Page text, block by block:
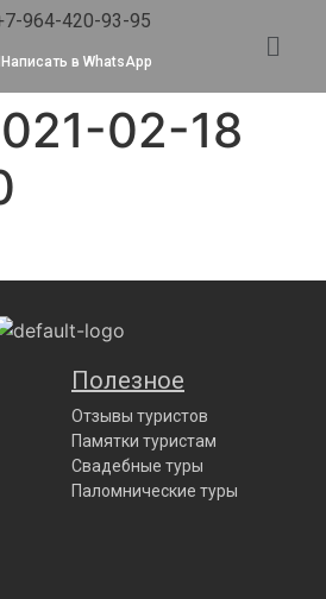
964-420-93-95
Написать в WhatsApp
02-18
Полезное
Отзывы туристов
Памятки туристам
Свадебные туры
Паломнические туры